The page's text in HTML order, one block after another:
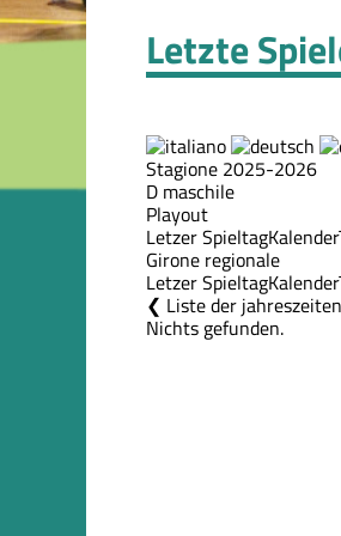
Letzte
Stagione 2025-2026
D maschile
Playout
Letzer SpieltagKalender
Girone regionale
Letzer SpieltagKalender
Liste der
Nichts gefunden.